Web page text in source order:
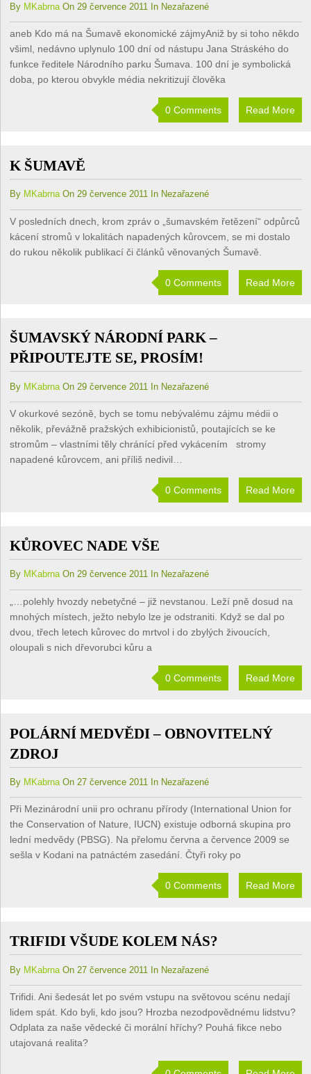
By MKabrna On 29 července 2011 In Nezařazené
aneb Kdo má na Šumavě ekonomické zájmyAniž by si toho někdo
všiml, nedávno uplynulo 100 dní od nástupu Jana Stráského do
funkce ředitele Národního parku Šumava. 100 dní je symbolická
doba, po kterou obvykle média nekritizují člověka
0 Comments Read More
K ŠUMAVĚ
By MKabrnaOn 29 července 2011 In Nezařazené
V posledních dnech, krom zpráv o „šumavském řetězení“ odpůrců
kácení stromů v lokalitách napadených kůrovcem, se mi dostalo
do rukou několik publikací či článků věnovaných Šumavě.
0 Comments Read More
ŠUMAVSKÝ NÁRODNÍ PARK –
PŘIPOUTEJTE SE, PROSÍM!
By MKabrna On 29 července 2011 In Nezařazené
V okurkové sezóně, bych se tomu nebývalému zájmu médii o
několik, převážně pražských exhibicionistů, poutajících se ke
stromům – vlastními těly chránící před vykácením stromy
napadené kůrovcem, ani příliš nedivil…
0 Comments Read More
KŮROVEC NADE VŠE
By MKabrnaOn 29 července 2011 In Nezařazené
„…polehly hvozdy nebetyčné – již nevstanou. Leží pně dosud na
mnohých místech, ježto nebylo lze je odstraniti. Když se dal po
dvou, třech letech kůrovec do mrtvol i do zbylých živoucích,
oloupali s nich dřevorubci kůru a
0 Comments Read More
POLÁRNÍ MEDVĚDI – OBNOVITELNÝ
ZDROJ
By MKabrna On 27 července 2011 In Nezařazené
Při Mezinárodní unii pro ochranu přírody (International Union for
the Conservation of Nature, IUCN) existuje odborná skupina pro
lední medvědy (PBSG). Na přelomu června a července 2009 se
sešla v Kodani na patnáctém zasedání. Čtyři roky po
0 Comments Read More
TRIFIDI VŠUDE KOLEM NÁS?
By MKabrna On 27 července 2011 In Nezařazené
Trifidi. Ani šedesát let po svém vstupu na světovou scénu nedají
lidem spát. Kdo byli, kdo jsou? Hrozba nezodpovědnému lidstvu?
Odplata za naše vědecké či morální hříchy? Pouhá fikce nebo
utajovaná realita?